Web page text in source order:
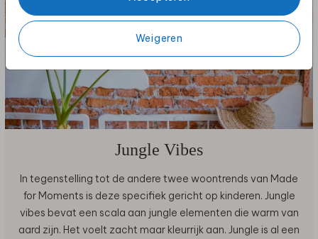
Weigeren
Jungle Vibes
In tegenstelling tot de andere twee woontrends van Made
for Moments is deze specifiek gericht op kinderen. Jungle
vibes bevat een scala aan jungle elementen die warm van
aard zijn. Het voelt zacht maar kleurrijk aan. Jungle is al een